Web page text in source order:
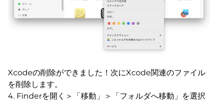
Xcodeの削除ができました！次にXcode関連のファイル
を削除します。
Finderを開く＞「移動」＞「フォルダへ移動」を選択